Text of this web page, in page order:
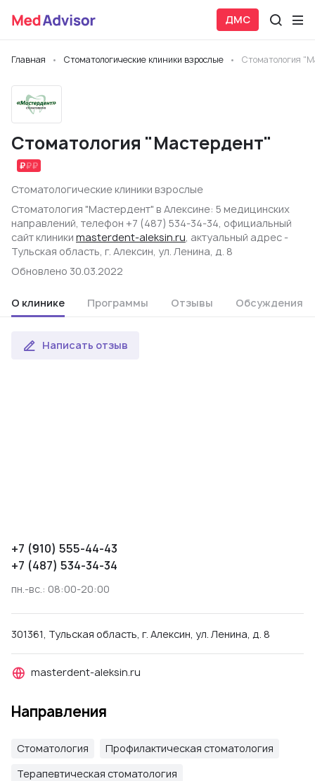
ДМС
Главная Стоматологические клиники взрослые Стоматология
Стоматология "Мастердент"
Стоматологические клиники взрослые
Стоматология "Мастердент" в Алексине: 5 медицинских
направлений, телефон +7 (487) 534-34-34, официальный
сайт клиники masterdent-aleksin.ru, актуальный адрес -
Тульская область, г. Алексин, ул. Ленина, д. 8
Обновлено 30.03.2022
О клинике Программы Отзывы Обсуждения
Написать отзыв
+7 (910) 555-44-43
+7 (487) 534-34-34
пн.-вс.: 08:00-20:00
301361, Тульская область, г. Алексин, ул. Ленина, д. 8
masterdent-aleksin.ru
Направления
Стоматология
Профилактическая стоматология
Терапевтическая стоматология